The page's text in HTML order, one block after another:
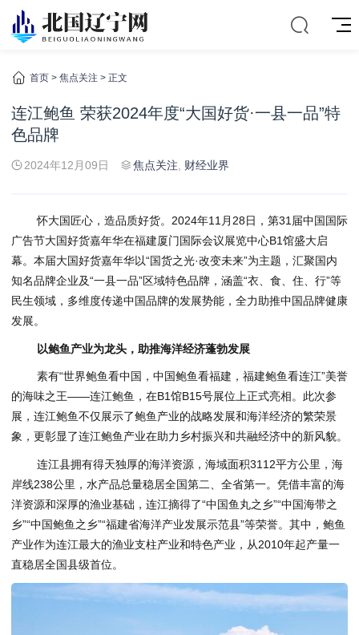
首页 > 焦点关注 > 正文
连江鲍鱼 荣获2024年度“大国好货·一县一品”特
色品牌
2024年12月09日 焦点关注 财经业界
怀大国匠心，造品质好货。2024年11月28日，第31届中国国际
广告节大国好货嘉年华在福建厦门国际会议展览中心B1馆盛大启
幕。本届大国好货嘉年华以“国货之光·改变未来”为主题，汇聚国内
知名品牌企业及“一县一品”区域特色品牌，涵盖“衣、食、住、行”等
民生领域，多维度传递中国品牌的发展势能，全力助推中国品牌健康
发展。
以鲍鱼产业为龙头，助推海洋经济蓬勃发展
素有“世界鲍鱼看中国，中国鲍鱼看福建，福建鲍鱼看连江”美誉
的海味之王——连江鲍鱼，在B1馆B15号展位上正式亮相。此次参
展，连江鲍鱼不仅展示了鲍鱼产业的战略发展和海洋经济的繁荣景
象，更彰显了连江鲍鱼产业在助力乡村振兴和共融经济中的新风貌。
连江县拥有得天独厚的海洋资源，海域面积3112平方公里，海
岸线238公里，水产品总量稳居全国第二、全省第一。凭借丰富的海
洋资源和深厚的渔业基础，连江摘得了“中国鱼丸之乡”“中国海带之
乡”“中国鲍鱼之乡”“福建省海洋产业发展示范县”等荣誉。其中，鲍鱼
产业作为连江最大的渔业支柱产业和特色产业，从2010年起产量一
直稳居全国县级首位。